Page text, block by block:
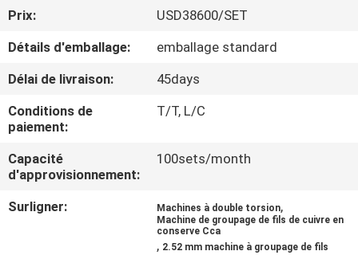
À
PROPOS
DE
NOUS
VISITE
DE
L'USINE
Prix:
USD38600/SET
Détails d'emballage:
emballage standard
Délai de livraison:
45days
Conditions de
paiement:
T/T, L/C
Capacité
d'approvisionnement:
100sets/month
Surligner: Machines à double torsion,
Machine de groupage de fils de cuivre en
conserve Cca
, 2.52 mm machine à groupage de fils